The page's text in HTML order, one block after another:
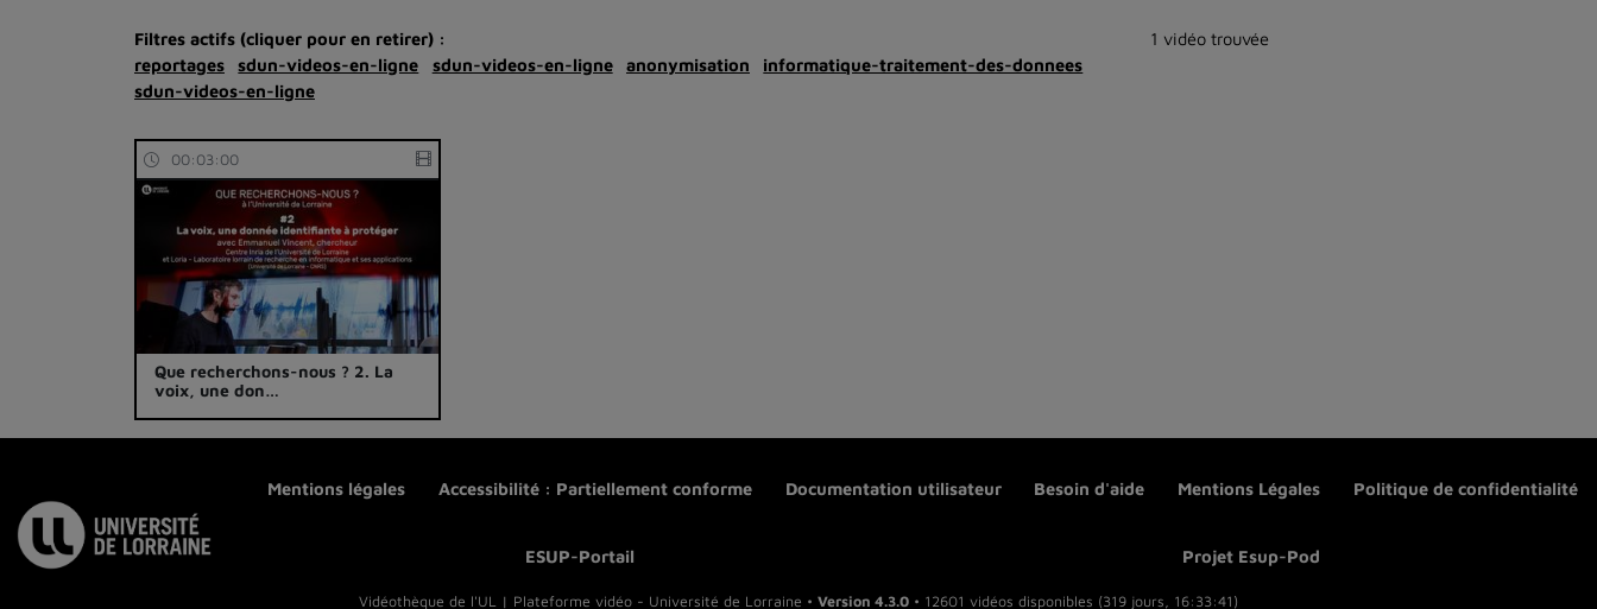
Filtres actifs (cliquer pour en retirer) :
reportages
sdun-videos-en-ligne sdun-videos-en-ligne anonymisation
informatique-traitement-des-donnees
sdun-videos-en-ligne
1 vidéo trouvée
00:03:00
Que recherchons-nous ? 2. La
voix, une don…
Mentions légales Accessibilité : Partiellement conforme Documentation utilisateur Besoin d'aide Mentions Légales Politique de confidentialité
ESUP-Portail Projet Esup-Pod
Vidéothèque de l'UL | Plateforme vidéo - Université de Lorraine • Version 4.3.0 • 12601 vidéos disponibles (319 jours, 16:33:41)